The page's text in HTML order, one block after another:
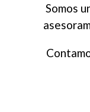
Somos